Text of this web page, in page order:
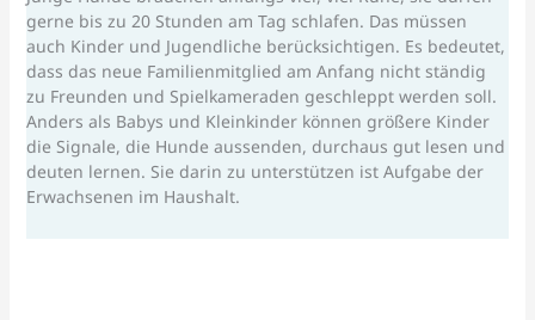
gerne bis zu 20 Stunden am Tag schlafen. Das müssen
auch Kinder und Jugendliche berücksichtigen. Es bedeutet,
dass das neue Familienmitglied am Anfang nicht ständig
zu Freunden und Spielkameraden geschleppt werden soll.
Anders als Babys und Kleinkinder können größere Kinder
die Signale, die Hunde aussenden, durchaus gut lesen und
deuten lernen. Sie darin zu unterstützen ist Aufgabe der
Erwachsenen im Haushalt.